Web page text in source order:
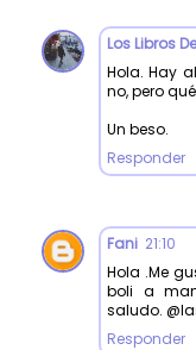
Los Libros
Hola. Hay
no, pero
Un beso.
Responder
Fani 21:10
Hola .Me
boli a
saludo.
Responder